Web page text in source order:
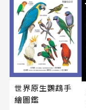
世界原生鸚鵡手
繪圖鑑